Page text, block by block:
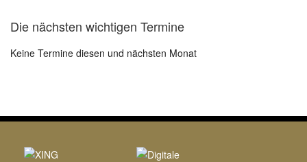
Die nächsten wichtigen Termine
Keine Termine diesen und nächsten Monat